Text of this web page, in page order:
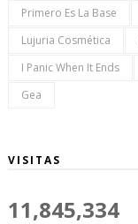
Primero Es La Base
Lujuria Cosmética
I Panic When It Ends
Gea
VISITAS
11,845,334